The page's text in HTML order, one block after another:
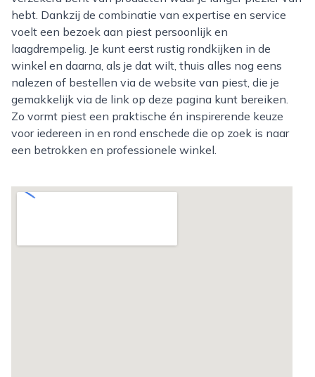
hebt. Dankzij de combinatie van expertise en service
voelt een bezoek aan piest persoonlijk en
laagdrempelig. Je kunt eerst rustig rondkijken in de
winkel en daarna, als je dat wilt, thuis alles nog eens
nalezen of bestellen via de website van piest, die je
gemakkelijk via de link op deze pagina kunt bereiken.
Zo vormt piest een praktische én inspirerende keuze
voor iedereen in en rond enschede die op zoek is naar
een betrokken en professionele winkel.